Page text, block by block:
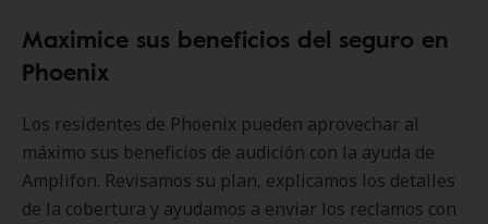
Maximice sus beneficios del seguro en
Phoenix
Los residentes de Phoenix pueden aprovechar al
máximo sus beneficios de audición con la ayuda de
Amplifon. Revisamos su plan, explicamos los detalles
de la cobertura y ayudamos a enviar los reclamos con